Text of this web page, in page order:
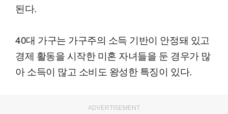
된다.
40대 가구는 가구주의 소득 기반이 안정돼 있고
경제 활동을 시작한 미혼 자녀들을 둔 경우가 많
아 소득이 많고 소비도 왕성한 특징이 있다.
ADVERTISEMENT